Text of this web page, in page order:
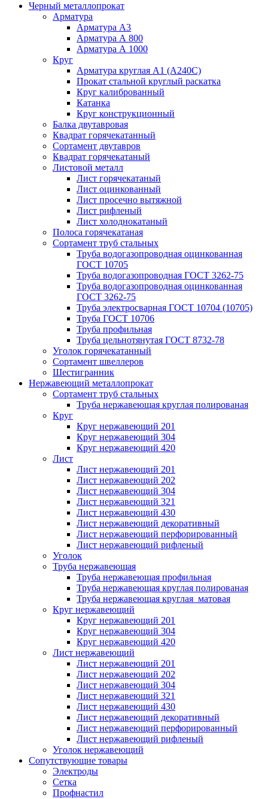
Черный металлопрокат
Арматура
Арматура А3
Арматура А 800
Арматура А 1000
Круг
Арматура круглая А1 (А240C)
Прокат стальной круглый раскатка
Круг калиброванный
Катанка
Круг конструкционный
Балка двутавровая
Квадрат горячекатанный
Сортамент двутавров
Квадрат горячекатаный
Листовой металл
Лист горячекатаный
Лист оцинкованный
Лист просечно вытяжной
Лист рифленый
Лист холоднокатаный
Полоса горячекатаная
Сортамент труб стальных
Труба водогазопроводная оцинкованная
ГОСТ 10705
Труба водогазопроводная ГОСТ 3262-75
Труба водогазопроводная оцинкованная
ГОСТ 3262-75
Труба электросварная ГОСТ 10704 (10705)
Труба ГОСТ 10706
Труба профильная
Труба цельнотянутая ГОСТ 8732-78
Уголок горячекатанный
Сортамент швеллеров
Шестигранник
Нержавеющий металлопрокат
Сортамент труб стальных
Труба нержавеющая круглая полированая
Круг
Круг нержавеющий 201
Круг нержавеющий 304
Круг нержавеющий 420
Лист
Лист нержавеющий 201
Лист нержавеющий 202
Лист нержавеющий 304
Лист нержавеющий 321
Лист нержавеющий 430
Лист нержавеющий декоративный
Лист нержавеющий перфорированный
Лист нержавеющий рифленый
Уголок
Труба нержавеющая
Труба нержавеющая профильная
Труба нержавеющая круглая полированая
Труба нержавеющая круглая матовая
Круг нержавеющий
Круг нержавеющий 201
Круг нержавеющий 304
Круг нержавеющий 420
Лист нержавеющий
Лист нержавеющий 201
Лист нержавеющий 202
Лист нержавеющий 304
Лист нержавеющий 321
Лист нержавеющий 430
Лист нержавеющий декоративный
Лист нержавеющий перфорированный
Лист нержавеющий рифленый
Уголок нержавеющий
Cопутствующие товары
Электроды
Сетка
Профнастил